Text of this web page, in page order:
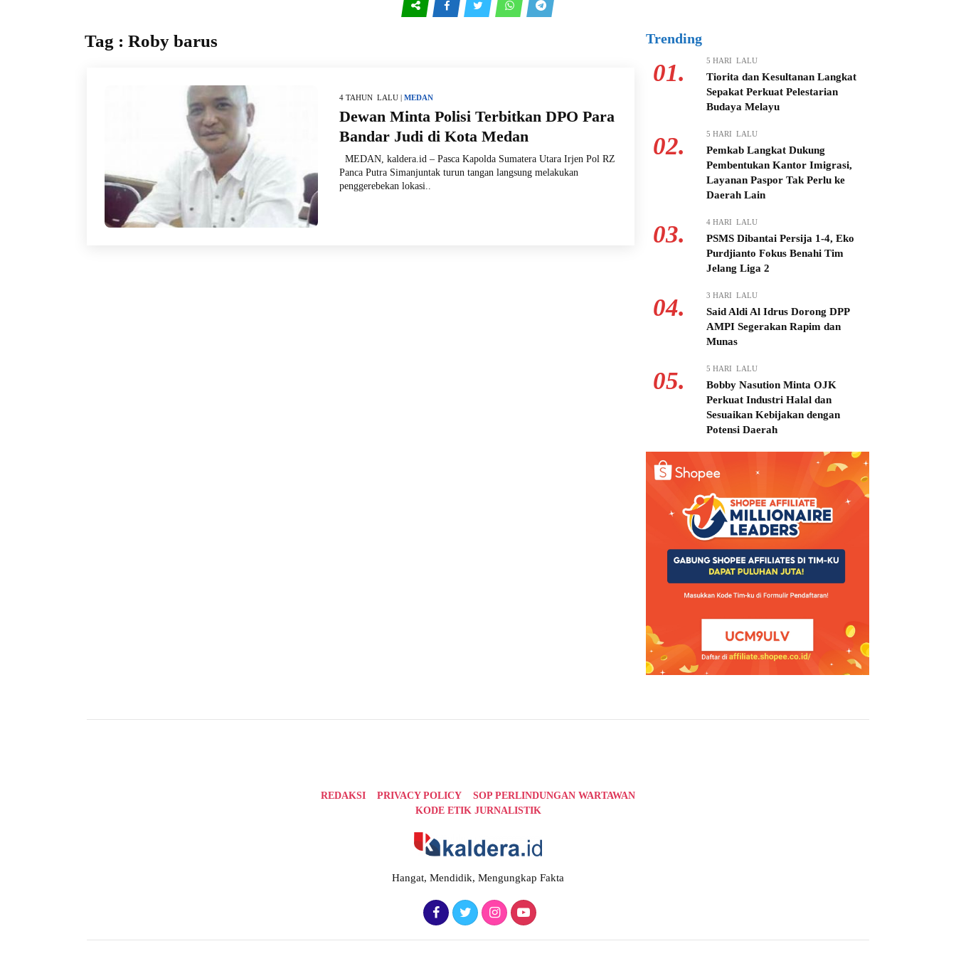
Tag : Roby barus
4 TAHUN LALU | MEDAN
Dewan Minta Polisi Terbitkan DPO Para
Bandar Judi di Kota Medan
MEDAN, kaldera.id – Pasca Kapolda Sumatera Utara Irjen Pol RZ
Panca Putra Simanjuntak turun tangan langsung melakukan
penggerebekan lokasi..
Trending
01. 5 HARI LALU
Tiorita dan Kesultanan Langkat
Sepakat Perkuat Pelestarian
Budaya Melayu
02. 5 HARI LALU
Pemkab Langkat Dukung
Pembentukan Kantor Imigrasi,
Layanan Paspor Tak Perlu ke
Daerah Lain
03. 4 HARI LALU
PSMS Dibantai Persija 1-4, Eko
Purdjianto Fokus Benahi Tim
Jelang Liga 2
04. 3 HARI LALU
Said Aldi Al Idrus Dorong DPP
AMPI Segerakan Rapim dan
Munas
05. 5 HARI LALU
Bobby Nasution Minta OJK
Perkuat Industri Halal dan
Sesuaikan Kebijakan dengan
Potensi Daerah
REDAKSI PRIVACY POLICY
SOP PERLINDUNGAN WARTAWAN
KODE ETIK JURNALISTIK
Hangat, Mendidik, Mengungkap Fakta